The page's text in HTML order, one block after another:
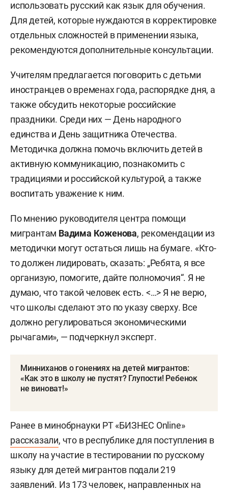
использовать русский как язык для обучения.
Для детей, которые нуждаются в корректировке
отдельных сложностей в применении языка,
рекомендуются дополнительные консультации.
Учителям предлагается поговорить с детьми
иностранцев о временах года, распорядке дня, а
также обсудить некоторые российские
праздники. Среди них — День народного
единства и День защитника Отечества.
Методичка должна помочь включить детей в
активную коммуникацию, познакомить с
традициями и российской культурой, а также
воспитать уважение к ним.
По мнению руководителя центра помощи
мигрантам Вадима Коженова, рекомендации из
методички могут остаться лишь на бумаге. «Кто-
то должен лидировать, сказать: „Ребята, я все
организую, помогите, дайте полномочия“. Я не
думаю, что такой человек есть. <…> Я не верю,
что школы сделают это по указу сверху. Все
должно регулироваться экономическими
рычагами», — подчеркнул эксперт.
Минниханов о гонениях на детей мигрантов:
«Как это в школу не пустят? Глупости! Ребенок
не виноват!»
Ранее в минобрнауки РТ «БИЗНЕС Online»
рассказали, что в республике для поступления в
школу на участие в тестировании по русскому
языку для детей мигрантов подали 219
заявлений. Из 173 человек, направленных на